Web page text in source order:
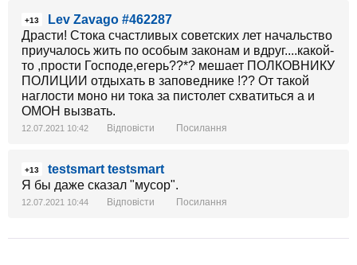
+13
Lev Zavago #462287
Драсти! Стока счастливых советских лет начальство
приучалось жить по особым законам и вдруг....какой-
то ,прости Господе,егерь??*? мешает ПОЛКОВНИКУ
ПОЛИЦИИ отдыхать в заповеднике !?? От такой
наглости моно ни тока за пистолет схватиться а и
ОМОН вызвать.
12.07.2021 10:42 Відповісти Посилання
+13
testsmart testsmart
Я бы даже сказал "мусор".
12.07.2021 10:44 Відповісти Посилання